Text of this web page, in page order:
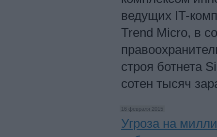
ведущих IT-
Trend Micro, в
строя ботнета
сотен тысяч
16 февраля 2015
Угроза на